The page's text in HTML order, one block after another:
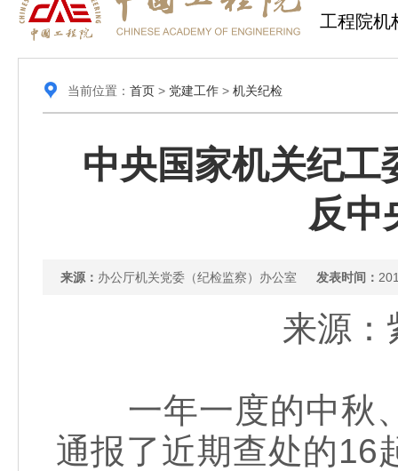
工程院机
当前位置： 首页> 党建工作> 机关纪检
中央国家机关纪工
反中
来源： 办公厅机关党委（纪检监察）办公室 发表时间：
来源
一年一度的中秋、
通报了近期查处的16